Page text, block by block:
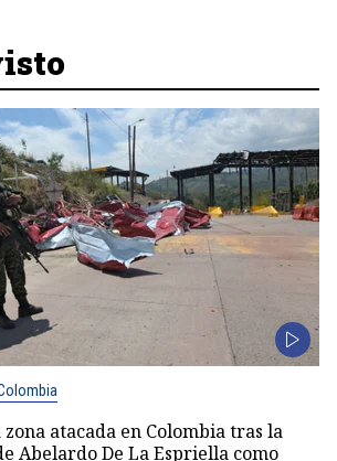
atacada en Colombia tras la
Abelardo De La Espriella como